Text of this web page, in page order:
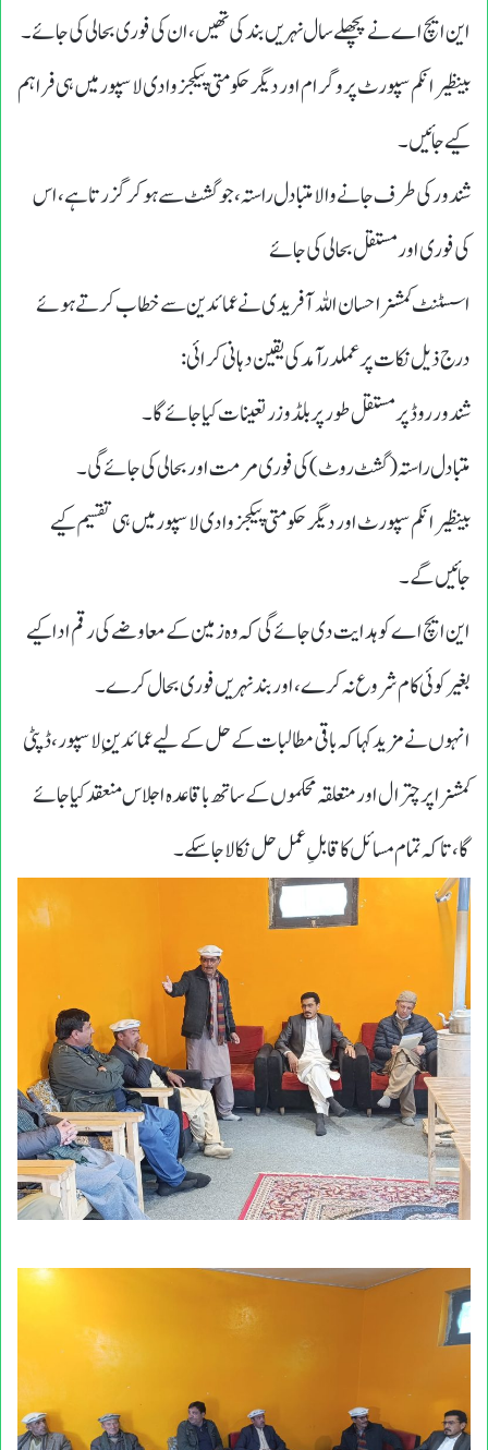
این ایچ اے نے پچھلے سال نہریں بند کی تھیں، ان کی فوری بحالی کی جائے۔
بینظیر انکم سپورٹ پروگرام اور دیگر حکومتی پیکجز وادی لاسپور میں ہی فراہم
کیے جائیں۔
شندور کی طرف جانے والا متبادل راستہ، جو گشٹ سے ہو کر گزرتا ہے، اس
کی فوری اور مستقل بحالی کی جائے
اسسٹنٹ کمشنر احسان اللہ آفریدی نے عمائدین سے خطاب کرتے ہوئے
درج ذیل نکات پر عملدرآمد کی یقین دہانی کرائی:
شندور روڈ پر مستقل طور پر بلڈوزر تعینات کیا جائے گا۔
متبادل راستہ (گشٹ روٹ) کی فوری مرمت اور بحالی کی جائے گی۔
بینظیر انکم سپورٹ اور دیگر حکومتی پیکجز وادی لاسپور میں ہی تقسیم کیے
جائیں گے۔
این ایچ اے کو ہدایت دی جائے گی کہ وہ زمین کے معاوضے کی رقم ادا کیے
بغیر کوئی کام شروع نہ کرے، اور بند نہریں فوری بحال کرے۔
انہوں نے مزید کہا کہ باقی مطالبات کے حل کے لیے عمائدینِ لاسپور، ڈپٹی
کمشنر اپر چترال اور متعلقہ محکموں کے ساتھ باقاعدہ اجلاس منعقد کیا جائے
گا، تاکہ تمام مسائل کا قابلِ عمل حل نکالا جا سکے۔